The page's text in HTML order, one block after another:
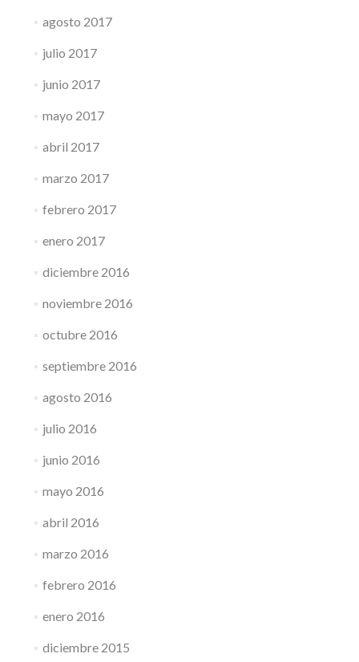
agosto 2017
julio 2017
junio 2017
mayo 2017
abril 2017
marzo 2017
febrero 2017
enero 2017
diciembre 2016
noviembre 2016
octubre 2016
septiembre 2016
agosto 2016
julio 2016
junio 2016
mayo 2016
abril 2016
marzo 2016
febrero 2016
enero 2016
diciembre 2015